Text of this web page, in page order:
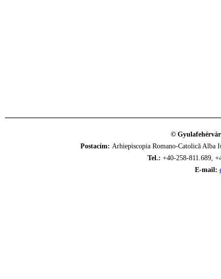
©
Postacím: Arhiepiscopia Romano-Catolică
Tel.: +40-258-811.689,
E-mail: